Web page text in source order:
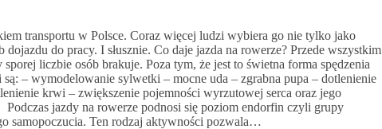
transportu w Polsce. Coraz więcej ludzi wybiera go nie tylko jako
do pracy. I słusznie. Co daje jazda na rowerze? Przede wszystkim
liczbie osób brakuje. Poza tym, że jest to świetna forma spędzenia
– wymodelowanie sylwetki – mocne uda – zgrabna pupa – dotlenienie
krwi – zwiększenie pojemności wyrzutowej serca oraz jego
jazdy na rowerze podnosi się poziom endorfin czyli grupy
samopoczucia. Ten rodzaj aktywności pozwala…